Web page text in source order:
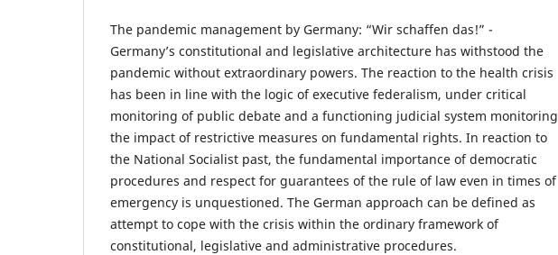
The pandemic management by Germany: “Wir schaffen das!” -
Germany’s constitutional and legislative architecture has withstood the
pandemic without extraordinary powers. The reaction to the health crisis
has been in line with the logic of executive federalism, under critical
monitoring of public debate and a functioning judicial system monitoring
the impact of restrictive measures on fundamental rights. In reaction to
the National Socialist past, the fundamental importance of democratic
procedures and respect for guarantees of the rule of law even in times of
emergency is unquestioned. The German approach can be defined as
attempt to cope with the crisis within the ordinary framework of
constitutional, legislative and administrative procedures.